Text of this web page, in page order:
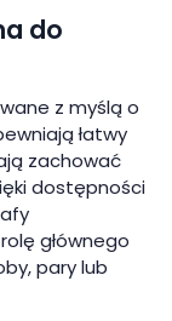
do
z myślą o
łatwy
zachować
dostępności
głównego
pary lub